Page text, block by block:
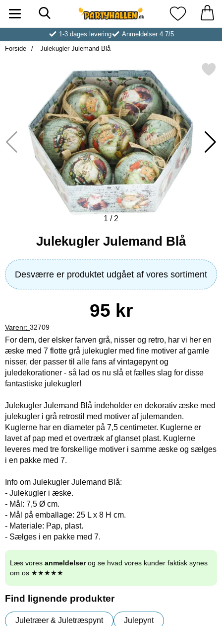
Startside for Partyhallen AB Mine
1-3 dages levering
Anmeldelser 4.7/5
Forside
Julekugler Julemand Blå
Markér julekugler
1 / 2
Julekugler Julemand Blå
Desværre er produktet udgået af vores sortiment
pris
95 kr
Varenr: 32709
For dem, der elsker farven grå, nisser og retro, har vi her en
æske med 7 flotte grå julekugler med fine motiver af gamle
nisser, der passer til alle fans af vintagepynt og
juledekorationer - så lad os nu slå et fælles slag for disse
fantastiske julekugler!
Julekugler Julemand Blå indeholder en dekorativ æske med
julekugler i grå retrostil med motiver af julemanden.
Kuglerne har en diameter på 7,5 centimeter. Kuglerne er
lavet af pap med et overtræk af glanset plast. Kuglerne
leveres med tre forskellige motiver i samme æske og sælges
i en pakke med 7.
Info om Julekugler Julemand Blå:
- Julekugler i æske.
- Mål: 7,5 Ø cm.
- Mål på emballage: 25 L x 8 H cm.
- Materiale: Pap, plast.
- Sælges i en pakke med 7.
Læs vores anmeldelserog se hvad vores kunder faktisk synes
om os ★★★★★
Find lignende produkter
Juletræer & Juletræspynt Julepynt